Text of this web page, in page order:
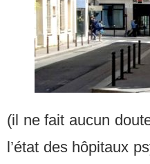
(il ne fait aucun
l’état des hôpitaux